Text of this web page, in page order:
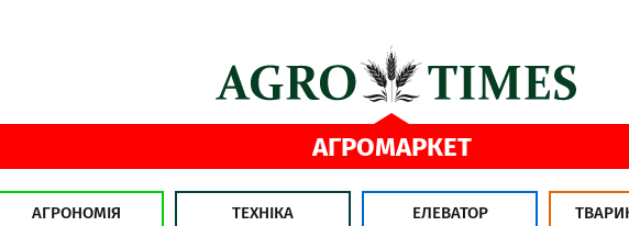
АГРОМАРКЕТ
АГРОНОМІЯ ТЕХНІКА ЕЛЕВАТОР